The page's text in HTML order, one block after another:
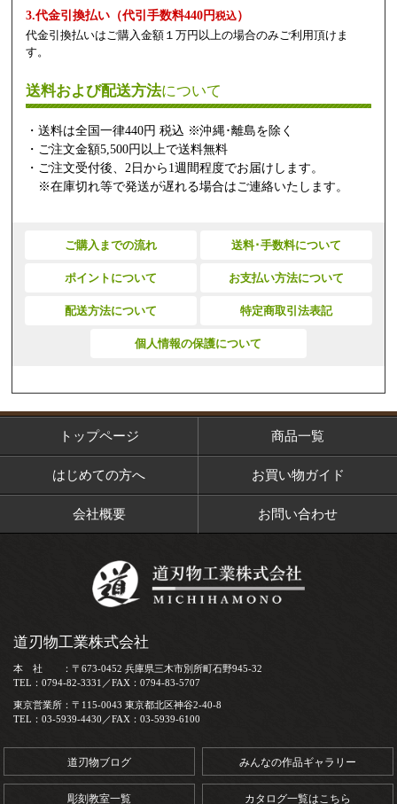
3.代金引換払い（代引手数料440円税込）
代金引換払いはご購入金額１万円以上の場合のみご利用頂けま
す。
送料および配送方法について
・送料は全国一律440円 税込 ※沖縄･離島を除く
・ご注文金額5,500円以上で送料無料
・ご注文受付後、2日から1週間程度でお届けします。
※在庫切れ等で発送が遅れる場合はご連絡いたします。
ご購入までの流れ 送料･手数料について
ポイントについて お支払い方法について
配送方法について 特定商取引法表記
個人情報の保護について
トップページ 商品一覧
はじめての方へ お買い物ガイド
会社概要 お問い合わせ
道刃物工業株式会社
本 社 ：〒673-0452 兵庫県三木市別所町石野945-32
TEL：0794-82-3331／FAX：0794-83-5707
東京営業所：〒115-0043 東京都北区神谷2-40-8
TEL：03-5939-4430／FAX：03-5939-6100
道刃物ブログ みんなの作品ギャラリー
彫刻教室一覧 カタログ一覧はこちら